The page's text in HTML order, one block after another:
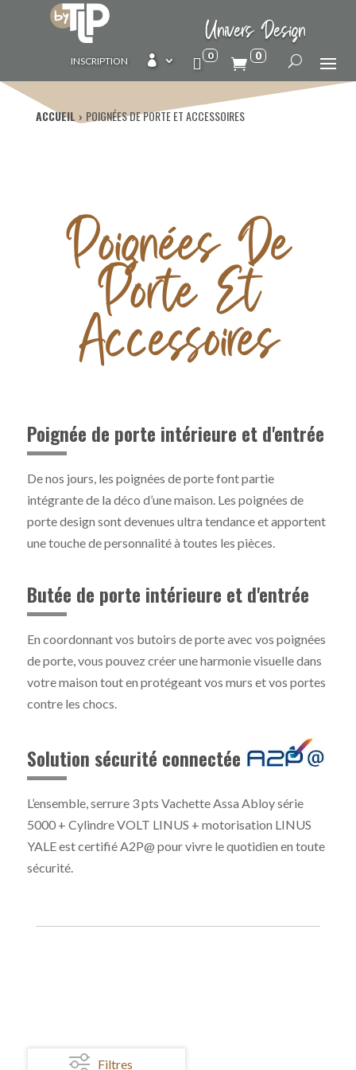
Univers Design
INSCRIPTION  0 0
ACCUEIL POIGNÉES DE PORTE ET ACCESSOIRES
Poignées De
Porte Et
Accessoires
Poignée de porte intérieure et d'entrée
De nos jours, les poignées de porte font partie
intégrante de la déco d’une maison. Les poignées de
porte design sont devenues ultra tendance et apportent
une touche de personnalité à toutes les pièces.
Butée de porte intérieure et d'entrée
En coordonnant vos butoirs de porte avec vos poignées
de porte, vous pouvez créer une harmonie visuelle dans
votre maison tout en protégeant vos murs et vos portes
contre les chocs.
Solution sécurité connectée
L’ensemble, serrure 3 pts Vachette Assa Abloy série
5000 + Cylindre VOLT LINUS + motorisation LINUS
YALE est certifié A2P@ pour vivre le quotidien en toute
sécurité.
Filtres